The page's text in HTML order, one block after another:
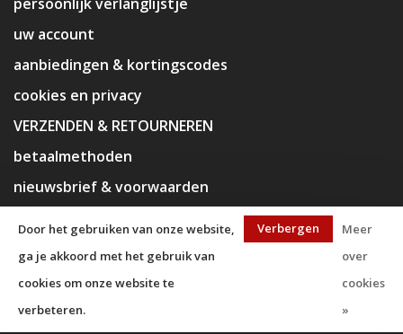
uw account
aanbiedingen & kortingscodes
cookies en privacy
VERZENDEN & RETOURNEREN
betaalmethoden
nieuwsbrief & voorwaarden
© Copyright 2026 KaJa Art Material
Door het gebruiken van onze website,
ga je akkoord met het gebruik van
cookies om onze website te
verbeteren.
Verbergen
Meer
over
cookies
»